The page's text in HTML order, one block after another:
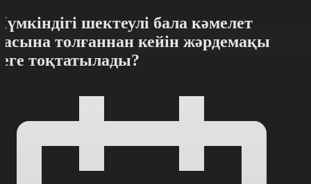
шектеулі бала кәмелет
толғаннан кейін жәрдемақы
тоқтатылады?